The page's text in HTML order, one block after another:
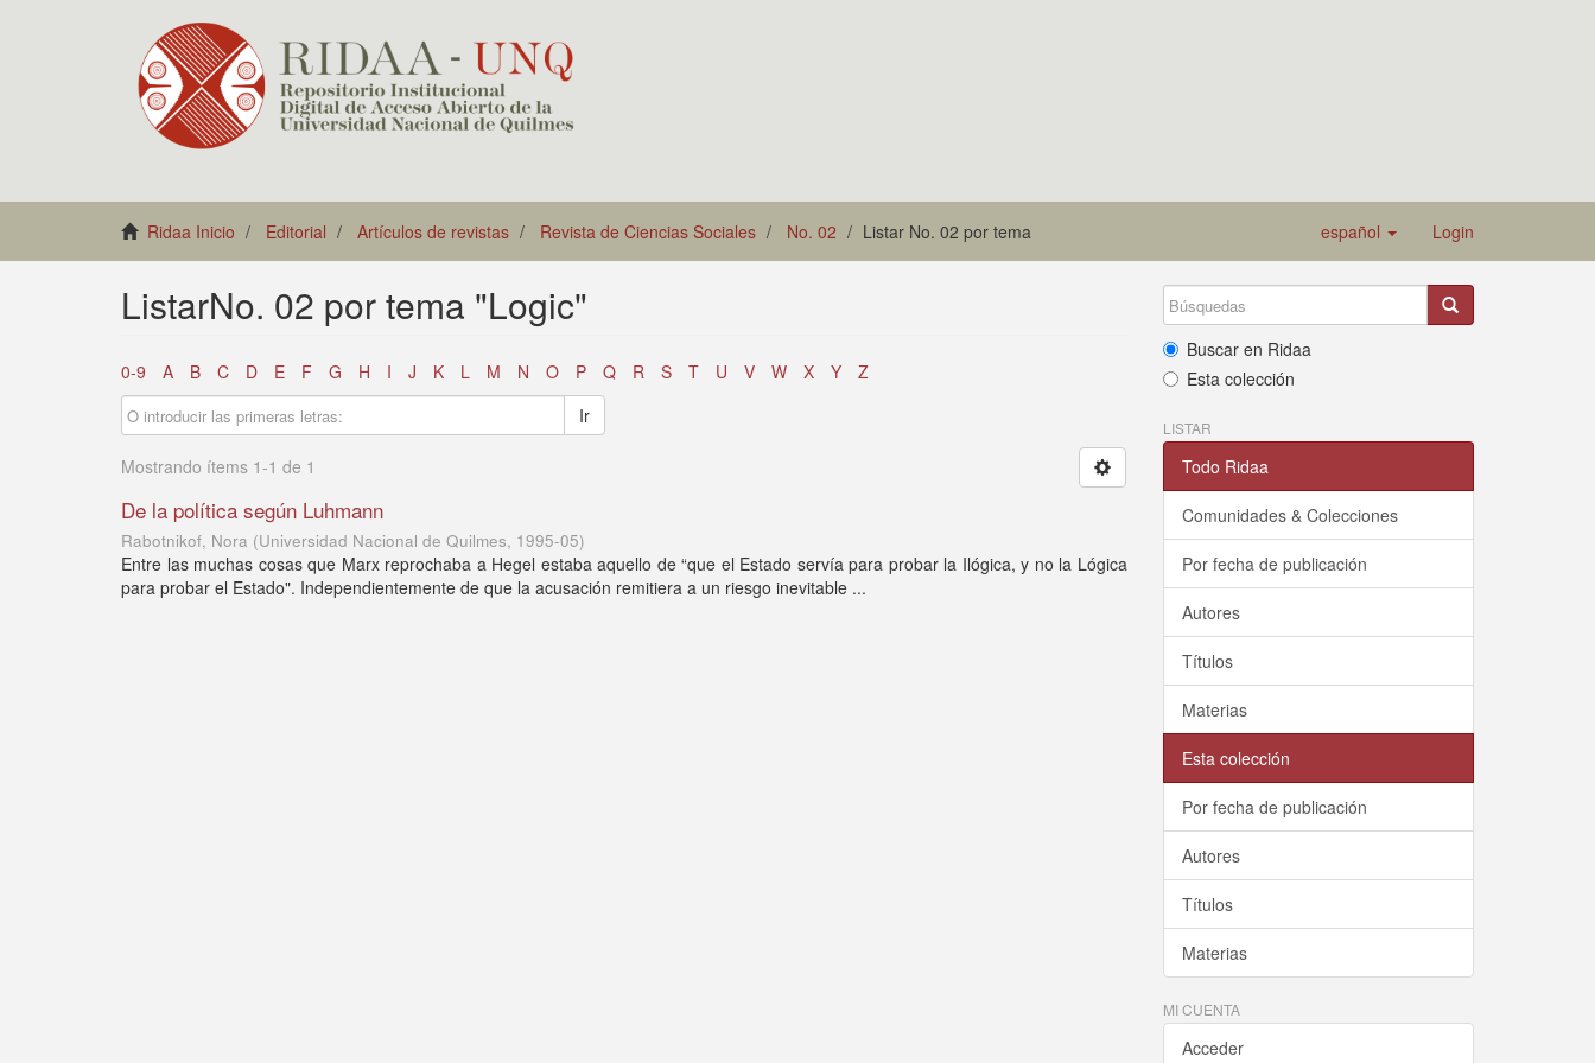
Ridaa Inicio Editorial Artículos de revistas Revista de Ciencias Sociales No. 02 Listar No. 02 por tema español Login
ListarNo. 02 por tema "Logic"
0-9 A B C D E F G H I J K L M N O P Q R S T U V W X Y
Z
Ir
Mostrando ítems 1-1 de 1
De la política según Luhmann
Rabotnikof, Nora (Universidad Nacional de Quilmes, 1995-05)
Entre las muchas cosas que Marx reprochaba a Hegel estaba aquello de “que el Estado servía para probar la Ilógica, y no la Lógica
para probar el Estado". Independientemente de que la acusación remitiera a un riesgo inevitable ...
Buscar en Ridaa
Esta colección
LISTAR
Todo Ridaa
Comunidades & Colecciones
Por fecha de publicación
Autores
Títulos
Materias
Esta colección
Por fecha de publicación
Autores
Títulos
Materias
MI CUENTA
Acceder